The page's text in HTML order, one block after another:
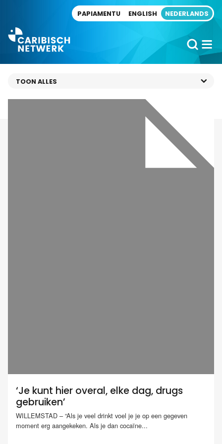
PAPIAMENTU ENGLISH NEDERLANDS
‘Je kunt hier overal, elke dag, drugs
gebruiken’
WILLEMSTAD – “Als je veel drinkt voel je je op een gegeven
moment erg aangekeken. Als je dan cocaïne...